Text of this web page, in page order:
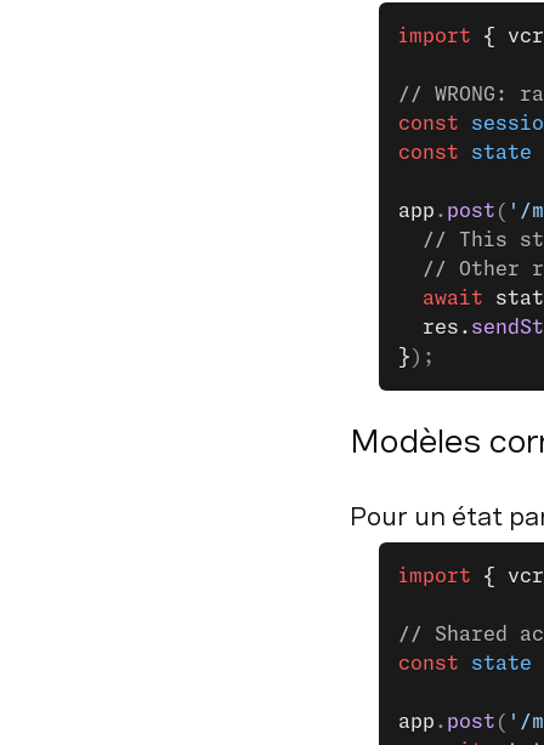
import {
// WRONG:
const
const state
app . post ( '/
// This
// Other
  await
  res.
} );
Modèles
Pour un état
import {
// Shared
const state
app . post ( '/